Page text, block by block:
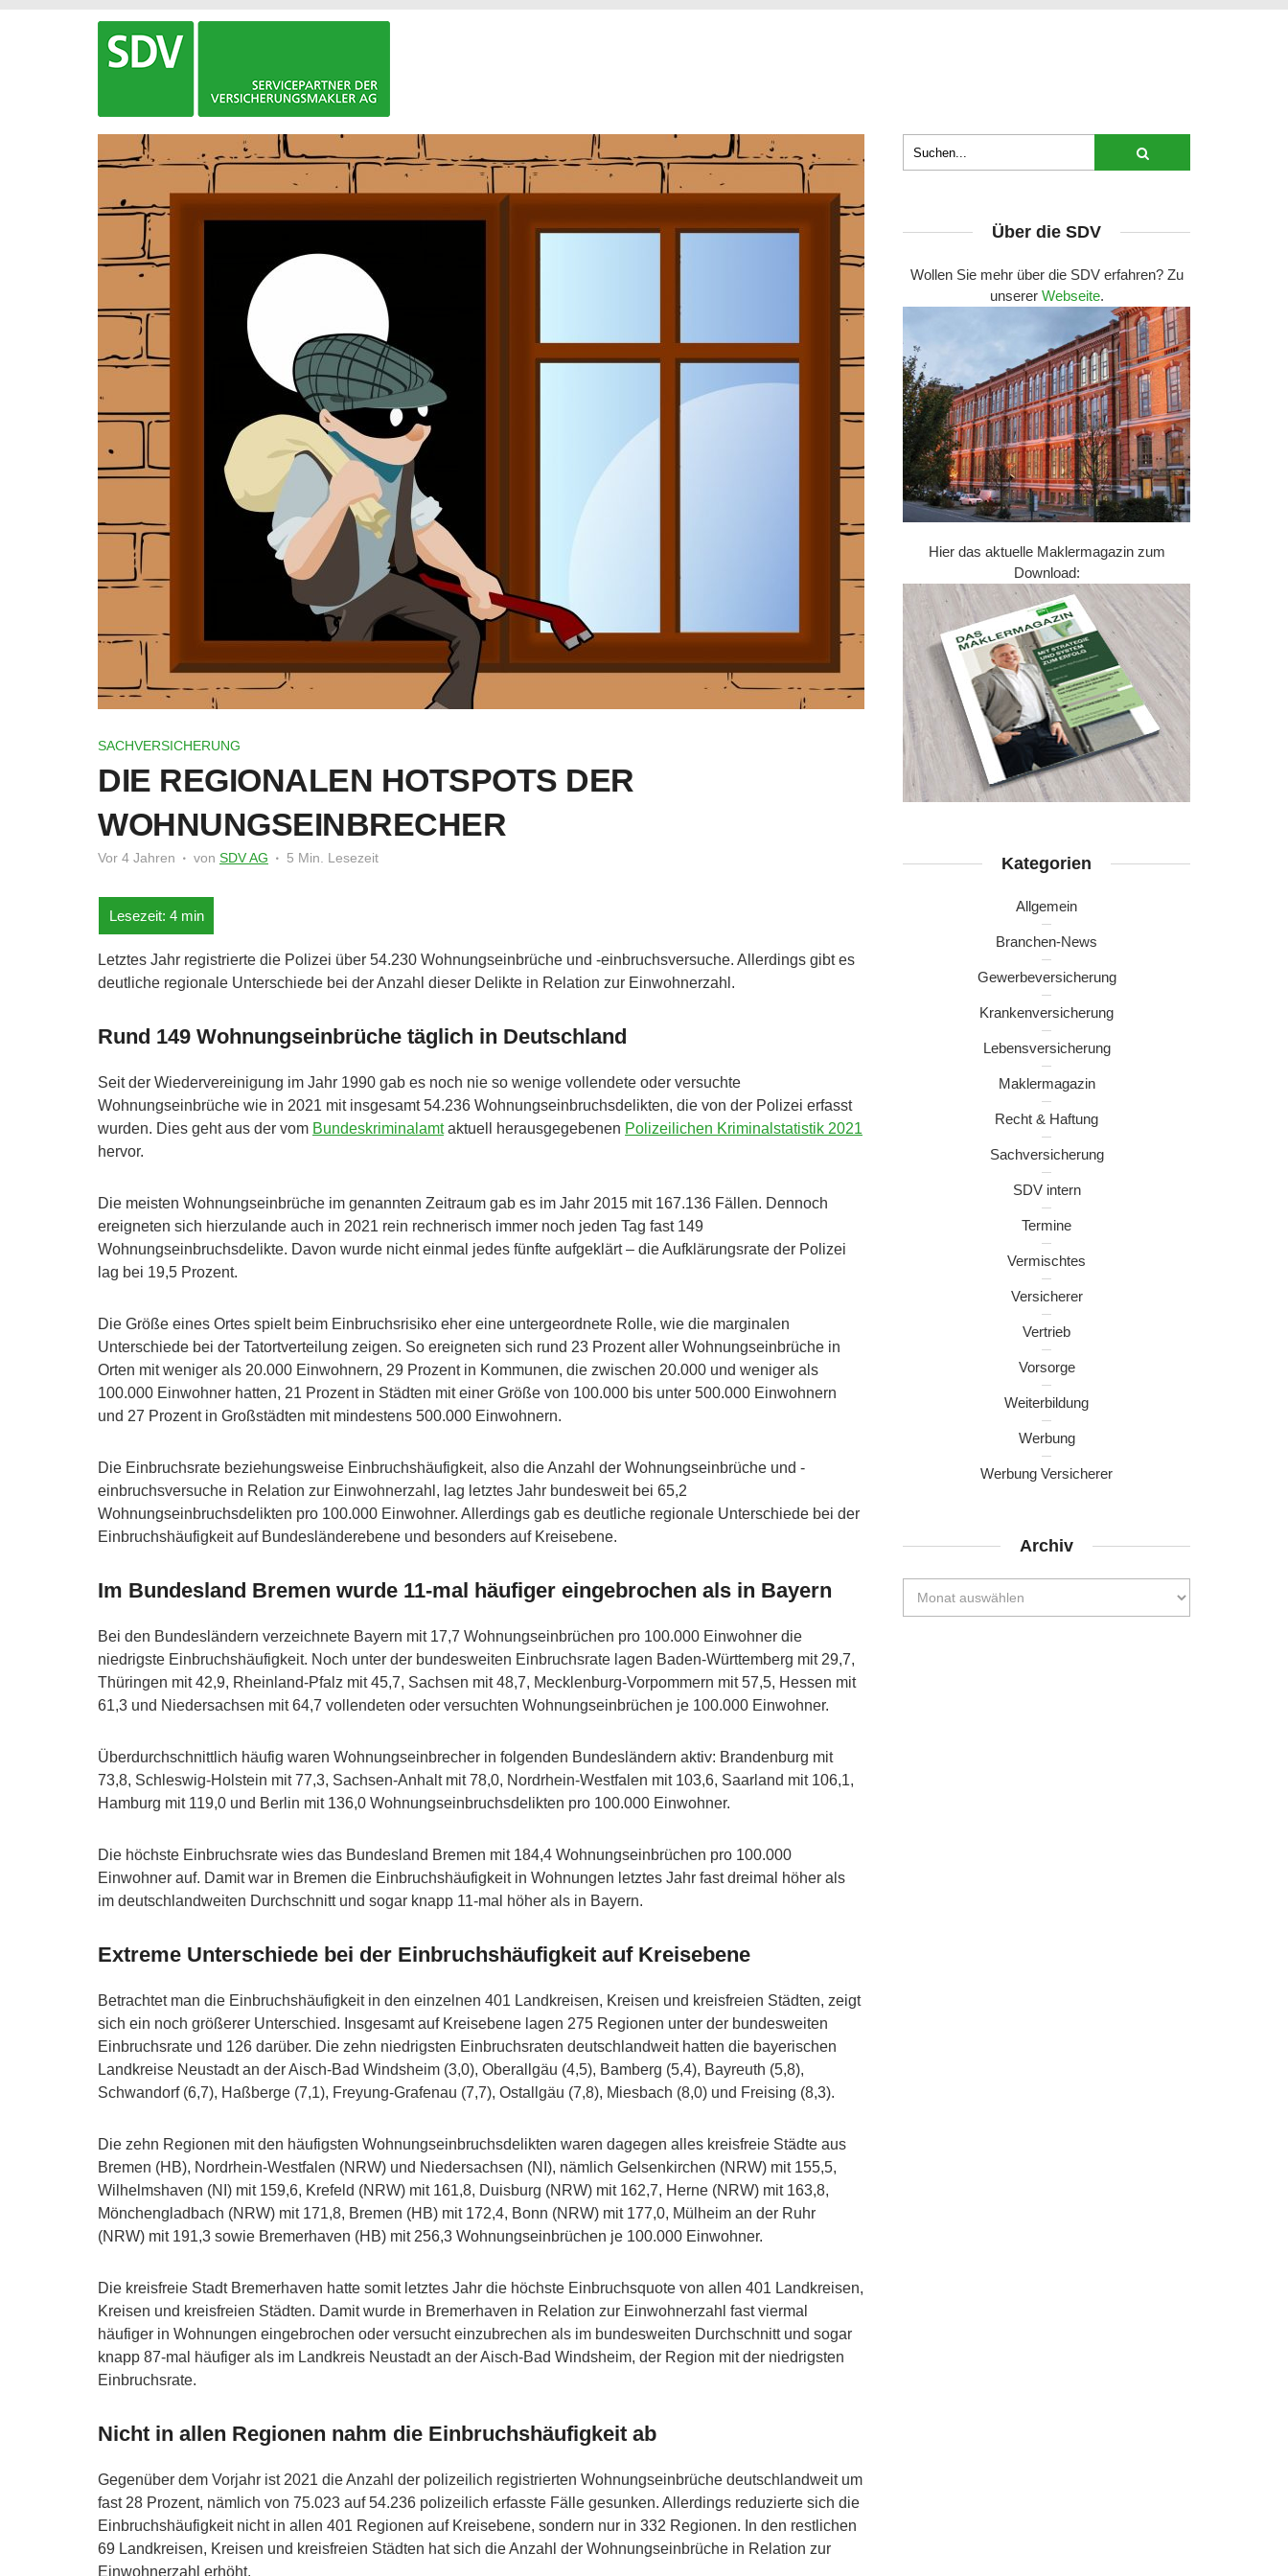
SACHVERSICHERUNG
DIE REGIONALEN HOTSPOTS DER
WOHNUNGSEINBRECHER
Vor 4 Jahren von SDV AG 5 Min. Lesezeit
Letztes Jahr registrierte die Polizei über 54.230 Wohnungseinbrüche und -einbruchsversuche. Allerdings gibt es
deutliche regionale Unterschiede bei der Anzahl dieser Delikte in Relation zur Einwohnerzahl.
Rund 149 Wohnungseinbrüche täglich in Deutschland
Seit der Wiedervereinigung im Jahr 1990 gab es noch nie so wenige vollendete oder versuchte
Wohnungseinbrüche wie in 2021 mit insgesamt 54.236 Wohnungseinbruchsdelikten, die von der Polizei erfasst
wurden. Dies geht aus der vom Bundeskriminalamtaktuell herausgegebenen Polizeilichen Kriminalstatistik 2021
hervor.
Die meisten Wohnungseinbrüche im genannten Zeitraum gab es im Jahr 2015 mit 167.136 Fällen. Dennoch
ereigneten sich hierzulande auch in 2021 rein rechnerisch immer noch jeden Tag fast 149
Wohnungseinbruchsdelikte. Davon wurde nicht einmal jedes fünfte aufgeklärt – die Aufklärungsrate der Polizei
lag bei 19,5 Prozent.
Die Größe eines Ortes spielt beim Einbruchsrisiko eher eine untergeordnete Rolle, wie die marginalen
Unterschiede bei der Tatortverteilung zeigen. So ereigneten sich rund 23 Prozent aller Wohnungseinbrüche in
Orten mit weniger als 20.000 Einwohnern, 29 Prozent in Kommunen, die zwischen 20.000 und weniger als
100.000 Einwohner hatten, 21 Prozent in Städten mit einer Größe von 100.000 bis unter 500.000 Einwohnern
und 27 Prozent in Großstädten mit mindestens 500.000 Einwohnern.
Die Einbruchsrate beziehungsweise Einbruchshäufigkeit, also die Anzahl der Wohnungseinbrüche und -
einbruchsversuche in Relation zur Einwohnerzahl, lag letztes Jahr bundesweit bei 65,2
Wohnungseinbruchsdelikten pro 100.000 Einwohner. Allerdings gab es deutliche regionale Unterschiede bei der
Einbruchshäufigkeit auf Bundesländerebene und besonders auf Kreisebene.
Im Bundesland Bremen wurde 11-mal häufiger eingebrochen als in Bayern
Bei den Bundesländern verzeichnete Bayern mit 17,7 Wohnungseinbrüchen pro 100.000 Einwohner die
niedrigste Einbruchshäufigkeit. Noch unter der bundesweiten Einbruchsrate lagen Baden-Württemberg mit 29,7,
Thüringen mit 42,9, Rheinland-Pfalz mit 45,7, Sachsen mit 48,7, Mecklenburg-Vorpommern mit 57,5, Hessen mit
61,3 und Niedersachsen mit 64,7 vollendeten oder versuchten Wohnungseinbrüchen je 100.000 Einwohner.
Überdurchschnittlich häufig waren Wohnungseinbrecher in folgenden Bundesländern aktiv: Brandenburg mit
73,8, Schleswig-Holstein mit 77,3, Sachsen-Anhalt mit 78,0, Nordrhein-Westfalen mit 103,6, Saarland mit 106,1,
Hamburg mit 119,0 und Berlin mit 136,0 Wohnungseinbruchsdelikten pro 100.000 Einwohner.
Die höchste Einbruchsrate wies das Bundesland Bremen mit 184,4 Wohnungseinbrüchen pro 100.000
Einwohner auf. Damit war in Bremen die Einbruchshäufigkeit in Wohnungen letztes Jahr fast dreimal höher als
im deutschlandweiten Durchschnitt und sogar knapp 11-mal höher als in Bayern.
Extreme Unterschiede bei der Einbruchshäufigkeit auf Kreisebene
Betrachtet man die Einbruchshäufigkeit in den einzelnen 401 Landkreisen, Kreisen und kreisfreien Städten, zeigt
sich ein noch größerer Unterschied. Insgesamt auf Kreisebene lagen 275 Regionen unter der bundesweiten
Einbruchsrate und 126 darüber. Die zehn niedrigsten Einbruchsraten deutschlandweit hatten die bayerischen
Landkreise Neustadt an der Aisch-Bad Windsheim (3,0), Oberallgäu (4,5), Bamberg (5,4), Bayreuth (5,8),
Schwandorf (6,7), Haßberge (7,1), Freyung-Grafenau (7,7), Ostallgäu (7,8), Miesbach (8,0) und Freising (8,3).
Die zehn Regionen mit den häufigsten Wohnungseinbruchsdelikten waren dagegen alles kreisfreie Städte aus
Bremen (HB), Nordrhein-Westfalen (NRW) und Niedersachsen (NI), nämlich Gelsenkirchen (NRW) mit 155,5,
Wilhelmshaven (NI) mit 159,6, Krefeld (NRW) mit 161,8, Duisburg (NRW) mit 162,7, Herne (NRW) mit 163,8,
Mönchengladbach (NRW) mit 171,8, Bremen (HB) mit 172,4, Bonn (NRW) mit 177,0, Mülheim an der Ruhr
(NRW) mit 191,3 sowie Bremerhaven (HB) mit 256,3 Wohnungseinbrüchen je 100.000 Einwohner.
Die kreisfreie Stadt Bremerhaven hatte somit letztes Jahr die höchste Einbruchsquote von allen 401 Landkreisen,
Kreisen und kreisfreien Städten. Damit wurde in Bremerhaven in Relation zur Einwohnerzahl fast viermal
häufiger in Wohnungen eingebrochen oder versucht einzubrechen als im bundesweiten Durchschnitt und sogar
knapp 87-mal häufiger als im Landkreis Neustadt an der Aisch-Bad Windsheim, der Region mit der niedrigsten
Einbruchsrate.
Nicht in allen Regionen nahm die Einbruchshäufigkeit ab
Gegenüber dem Vorjahr ist 2021 die Anzahl der polizeilich registrierten Wohnungseinbrüche deutschlandweit um
fast 28 Prozent, nämlich von 75.023 auf 54.236 polizeilich erfasste Fälle gesunken. Allerdings reduzierte sich die
Einbruchshäufigkeit nicht in allen 401 Regionen auf Kreisebene, sondern nur in 332 Regionen. In den restlichen
69 Landkreisen, Kreisen und kreisfreien Städten hat sich die Anzahl der Wohnungseinbrüche in Relation zur
Einwohnerzahl erhöht.
Über die SDV
Wollen Sie mehr über die SDV erfahren? Zu
unserer Webseite.
Hier das aktuelle Maklermagazin zum
Download:
Kategorien
Allgemein
Branchen-News
Gewerbeversicherung
Krankenversicherung
Lebensversicherung
Maklermagazin
Recht & Haftung
Sachversicherung
SDV intern
Termine
Vermischtes
Versicherer
Vertrieb
Vorsorge
Weiterbildung
Werbung
Werbung Versicherer
Archiv